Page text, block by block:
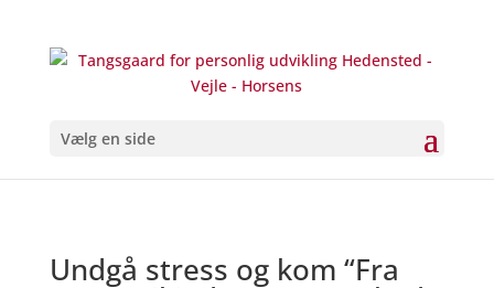
Vælg en side
Undgå stress og kom “Fra